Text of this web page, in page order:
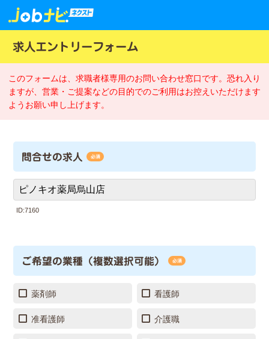
求人エントリーフォーム
このフォームは、求職者様専用のお問い合わせ窓口です。恐れ入り
ますが、営業・ご提案などの目的でのご利用はお控えいただけます
ようお願い申し上げます。
問合せの求人 必須
ID:7160
ご希望の業種（複数選択可能） 必須
薬剤師 看護師
准看護師 介護職